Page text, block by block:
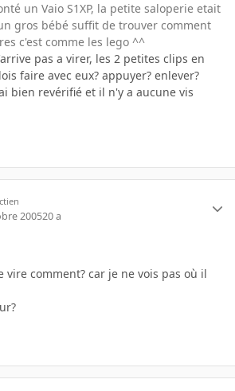
un Vaio S1XP, la petite saloperie etait
gros bébé suffit de trouver comment
c'est comme les lego ^^
pas a virer, les 2 petites clips en
faire avec eux? appuyer? enlever?
bien revérifié et il n'y a aucune vis
200520 a
vire comment? car je ne vois pas où il